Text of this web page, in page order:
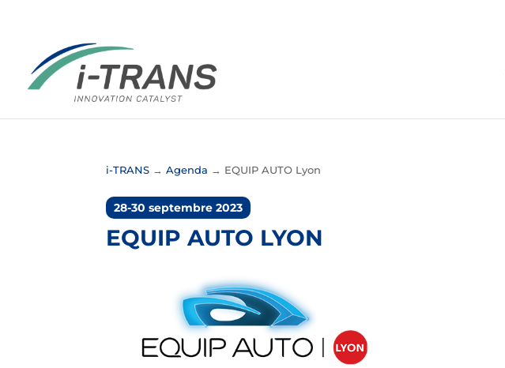
i-TRANS →Agenda → EQUIP AUTO Lyon
28-30 septembre 2023
EQUIP AUTO LYON